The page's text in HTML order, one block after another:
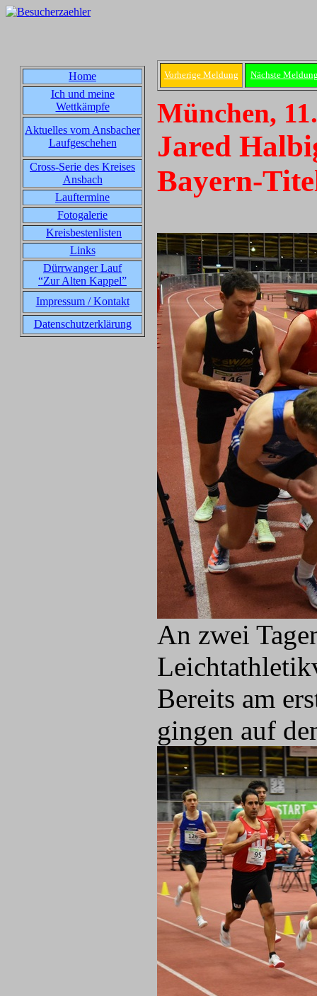
Home
Ich und meine
Wettkämpfe
Aktuelles vom Ansbacher
Laufgeschehen
Cross-Serie des Kreises
Ansbach
Lauftermine
Fotogalerie
Kreisbestenlisten
Links
Dürrwanger Lauf
“Zur Alten Kappel”
Impressum / Kontakt
Datenschutzerklärung
Vorherige Meldung Nächste
München,
Jared
Bayern-
An zwei
Bereits am
gingen auf